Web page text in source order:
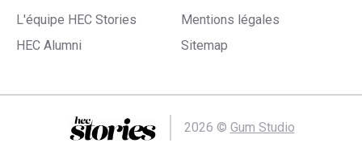
L'équipe HEC Stories
HEC Alumni
Mentions légales
Sitemap
2026 © Gum Studio